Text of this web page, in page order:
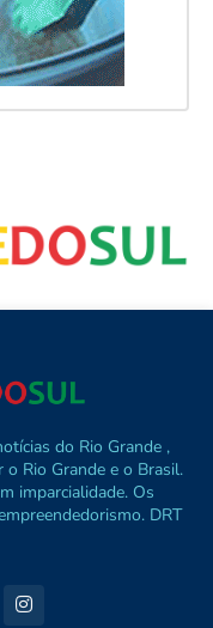
do Rio Grande ,
Rio Grande e o Brasil.
imparcialidade. Os
DRT